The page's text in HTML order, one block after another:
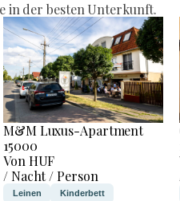
in der besten Unterkunft.
M&M Luxus-Apartment
15000
Von HUF
/ Nacht / Person
Leinen Kinderbett